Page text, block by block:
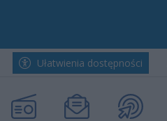
Ułatwienia dostępności